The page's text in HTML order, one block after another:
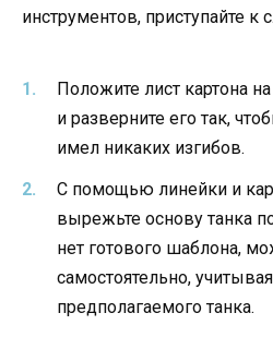
инструментов, приступайте
Положите лист картона
и разверните его так,
имел никаких изгибов.
С помощью линейки и
вырежьте основу танка
нет готового шаблона,
самостоятельно,
предполагаемого танка.